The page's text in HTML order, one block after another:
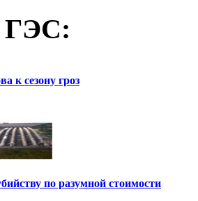
ГЭС:
к сезону гроз
по разумной стоимости